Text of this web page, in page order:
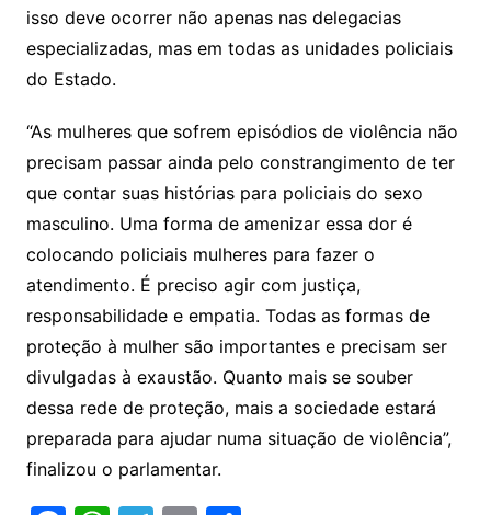
isso deve ocorrer não apenas nas delegacias
especializadas, mas em todas as unidades policiais
do Estado.
“As mulheres que sofrem episódios de violência não
precisam passar ainda pelo constrangimento de ter
que contar suas histórias para policiais do sexo
masculino. Uma forma de amenizar essa dor é
colocando policiais mulheres para fazer o
atendimento. É preciso agir com justiça,
responsabilidade e empatia. Todas as formas de
proteção à mulher são importantes e precisam ser
divulgadas à exaustão. Quanto mais se souber
dessa rede de proteção, mais a sociedade estará
preparada para ajudar numa situação de violência”,
finalizou o parlamentar.